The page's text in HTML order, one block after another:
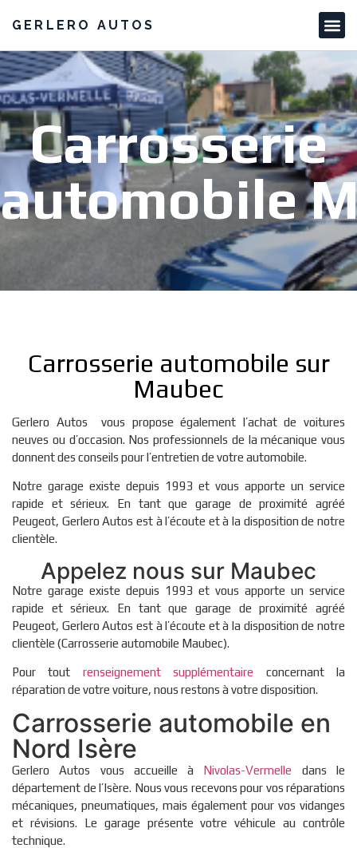
GERLERO AUTOS
Carrosserie
automobile
Carrosserie automobile sur
Maubec
Gerlero Autos vous propose également l’achat de voitures
neuves ou d’occasion. Nos professionnels de la mécanique vous
donnent des conseils pour l’entretien de votre automobile.
Notre garage existe depuis 1993 et vous apporte un service
rapide et sérieux. En tant que garage de proximité agréé
Peugeot, Gerlero Autos est à l’écoute et à la disposition de notre
clientèle.
Appelez nous sur Maubec
Notre garage existe depuis 1993 et vous apporte un service
rapide et sérieux. En tant que garage de proximité agréé
Peugeot, Gerlero Autos est à l’écoute et à la disposition de notre
clientèle (Carrosserie automobile Maubec).
Pour tout renseignement supplémentaire concernant la
réparation de votre voiture, nous restons à votre disposition.
Carrosserie automobile en
Nord Isère
Gerlero Autos vous accueille à Nivolas-Vermelle dans le
département de l’Isère. Nous vous recevons pour vos réparations
mécaniques, pneumatiques, mais également pour vos vidanges
et révisions. Le garage présente votre véhicule au contrôle
technique.